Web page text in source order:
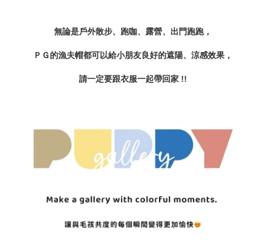
無論是戶外散步、跑咖、露營、出門跑跑，
ＰＧ的漁夫帽都可以給小朋友良好的遮陽、涼感效果，
請一定要跟衣服一起帶回家 !!